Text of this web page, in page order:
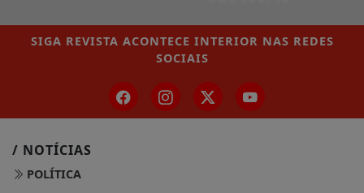
SIGA REVISTA ACONTECE INTERIOR NAS REDES
SOCIAIS
/ NOTÍCIAS
POLÍTICA